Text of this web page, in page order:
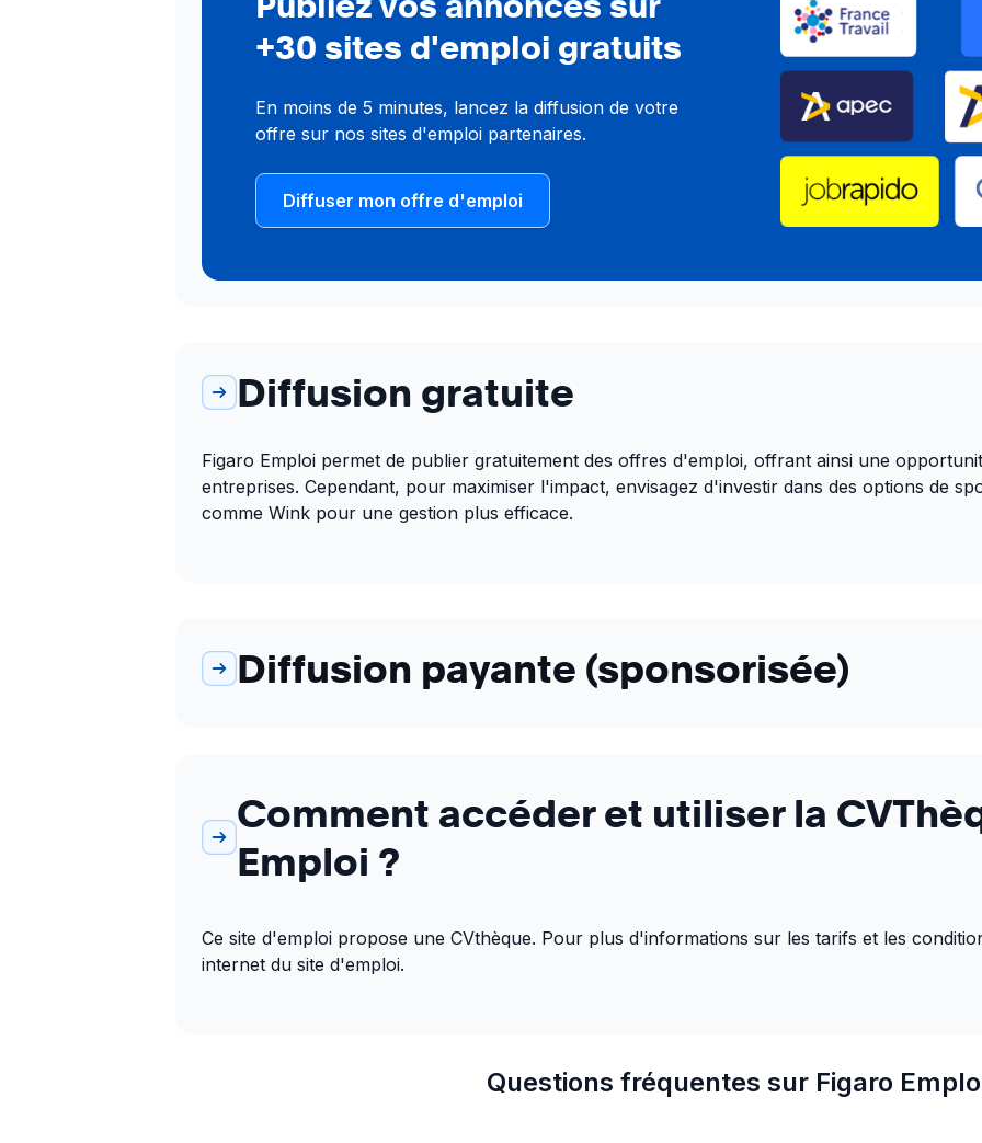
+30 sites d'emploi gratuits
En moins de 5 minutes, lancez la diffusion de votre
offre sur nos sites d'emploi partenaires.
Diffuser mon offre d'emploi
Diffusion gratuite
Figaro Emploi permet de publier gratuitement des offres d'emploi, offrant ainsi une
entreprises. Cependant, pour maximiser l'impact, envisagez d'investir dans des options de
comme Wink pour une gestion plus efficace.
Diffusion payante (sponsorisée)
Comment accéder et utiliser la
Emploi ?
Ce site d'emploi propose une CVthèque. Pour plus d'informations sur les tarifs et les
internet du site d'emploi.
Questions fréquentes sur Figaro